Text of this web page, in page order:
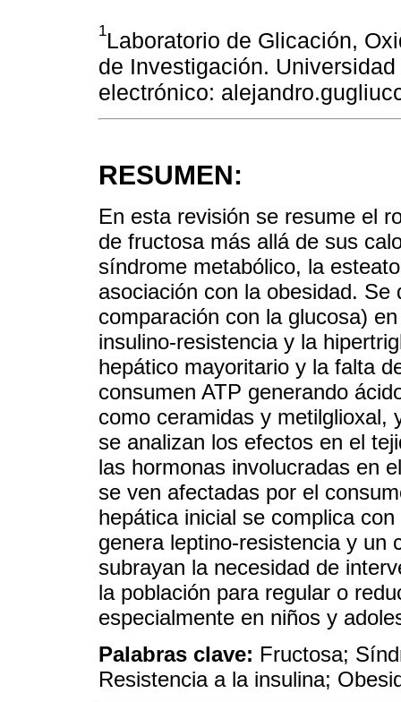
1Laboratorio de Glicación,
de Investigación.
electrónico:
RESUMEN:
En esta revisión se resume el
de fructosa más allá de sus
síndrome metabólico, la
asociación con la obesidad.
comparación con la glucosa)
insulino-resistencia y la
hepático mayoritario y la falta
consumen ATP generando
como ceramidas y metilglioxal,
se analizan los efectos en el
las hormonas involucradas en
se ven afectadas por el
hepática inicial se complica
genera leptino-resistencia y un
subrayan la necesidad de
la población para regular o
especialmente en niños y
Palabras clave: Fructosa;
Resistencia a la insulina;